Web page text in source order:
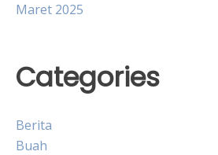
Maret 2025
Categories
Berita
Buah